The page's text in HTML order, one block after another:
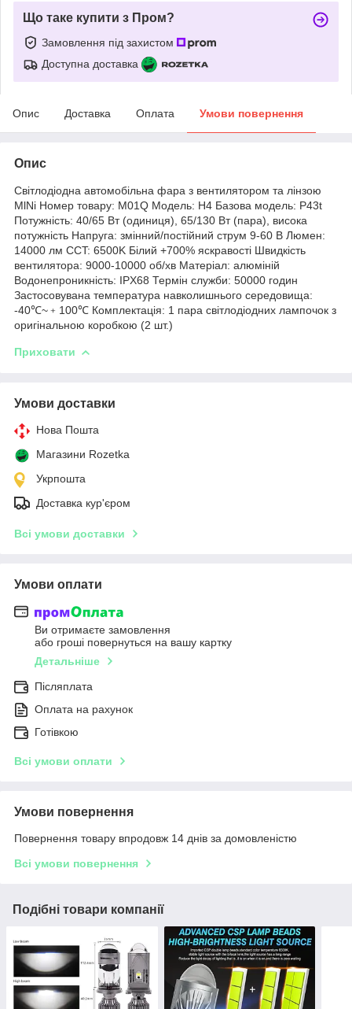
Що таке купити з Пром?
Замовлення під захистом
Доступна доставка
Опис Доставка Оплата Умови повернення
Опис
Світлодіодна автомобільна фара з вентилятором та лінзою
MlNi Номер товару: M01Q Модель: H4 Базова модель: P43t
Потужність: 40/65 Вт (одиниця), 65/130 Вт (пара), висока
потужність Напруга: змінний/постійний струм 9-60 В Люмен:
14000 лм CCT: 6500K Білий +700% яскравості Швидкість
вентилятора: 9000-10000 об/хв Матеріал: алюміній
Водонепроникність: IPX68 Термін служби: 50000 годин
Застосовувана температура навколишнього середовища:
-40℃~﹢100℃ Комплектація: 1 пара світлодіодних лампочок з
оригінальною коробкою (2 шт.)
Приховати
Умови доставки
Нова Пошта
Магазини Rozetka
Укрпошта
Доставка кур'єром
Всі умови доставки
Умови оплати
Ви отримаєте замовлення
або гроші повернуться на вашу картку
Детальніше
Післяплата
Оплата на рахунок
Готівкою
Всі умови оплати
Умови повернення
Повернення товару впродовж 14 днів за домовленістю
Всі умови повернення
Подібні товари компанії